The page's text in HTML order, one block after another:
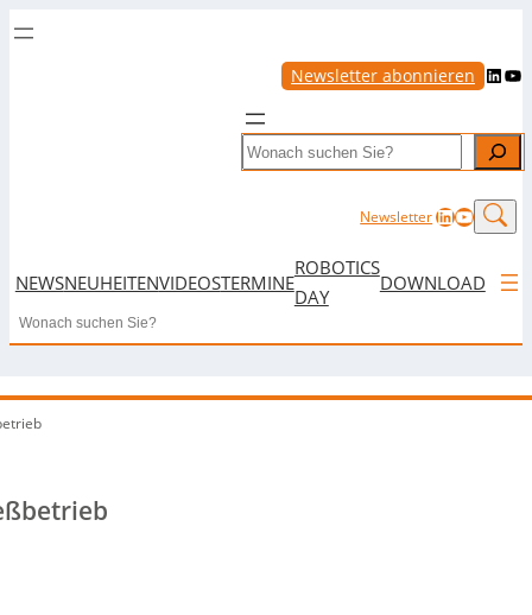
Newsletter abonnieren LinkedIn YouTube
Search
NewsletterLinkedIn
NEWSNEUHEITENVIDEOSTERMINE
ROBOTICS
DAY
DOWNLOAD
Search